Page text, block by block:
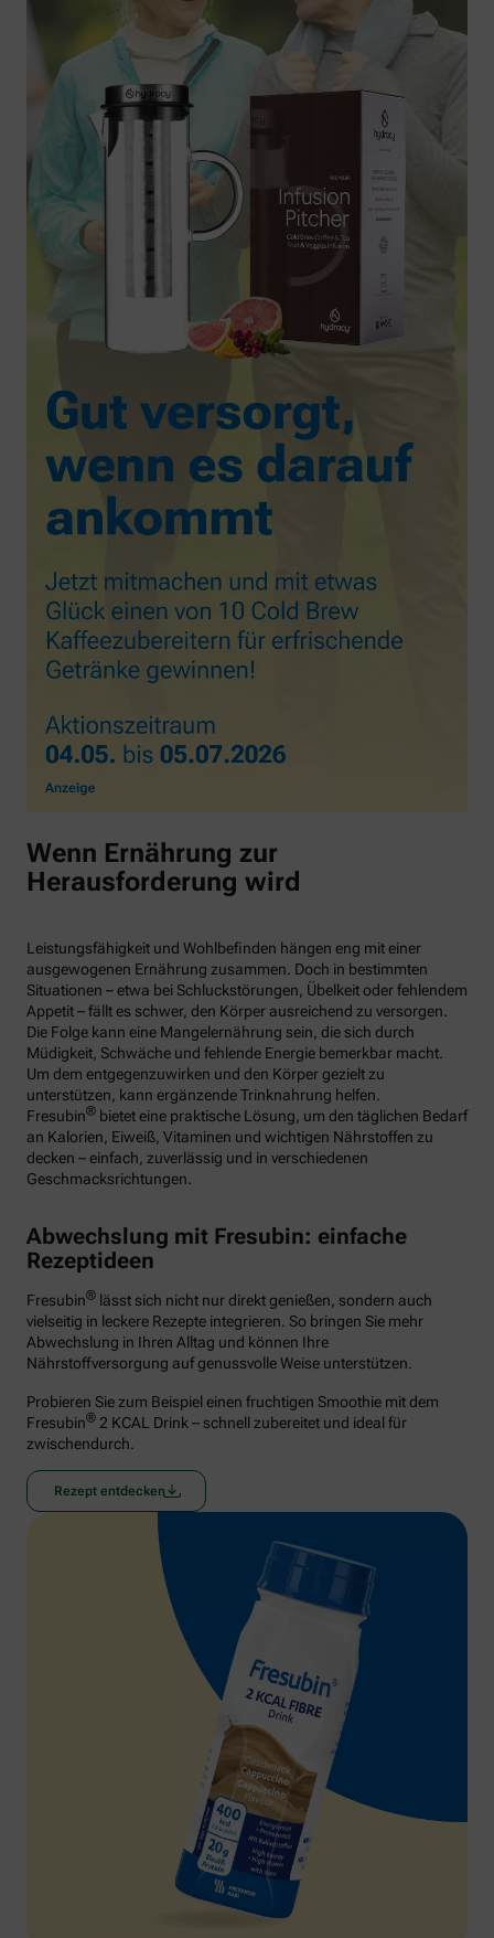
Wenn Ernährung zur
Herausforderung wird
Leistungsfähigkeit und Wohlbefinden hängen eng mit einer
ausgewogenen Ernährung zusammen. Doch in bestimmten
Situationen – etwa bei Schluckstörungen, Übelkeit oder fehlendem
Appetit – fällt es schwer, den Körper ausreichend zu versorgen.
Die Folge kann eine Mangelernährung sein, die sich durch
Müdigkeit, Schwäche und fehlende Energie bemerkbar macht.
Um dem entgegenzuwirken und den Körper gezielt zu
unterstützen, kann ergänzende Trinknahrung helfen.
Fresubin® bietet eine praktische Lösung, um den täglichen Bedarf
an Kalorien, Eiweiß, Vitaminen und wichtigen Nährstoffen zu
decken – einfach, zuverlässig und in verschiedenen
Geschmacksrichtungen.
Abwechslung mit Fresubin: einfache
Rezeptideen
Fresubin® lässt sich nicht nur direkt genießen, sondern auch
vielseitig in leckere Rezepte integrieren. So bringen Sie mehr
Abwechslung in Ihren Alltag und können Ihre
Nährstoffversorgung auf genussvolle Weise unterstützen.
Probieren Sie zum Beispiel einen fruchtigen Smoothie mit dem
Fresubin® 2 KCAL Drink – schnell zubereitet und ideal für
zwischendurch.
Rezept entdecken